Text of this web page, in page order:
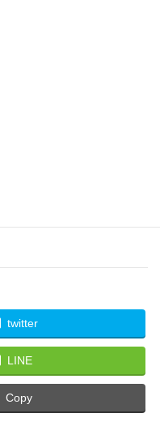
twitter
LINE
Copy